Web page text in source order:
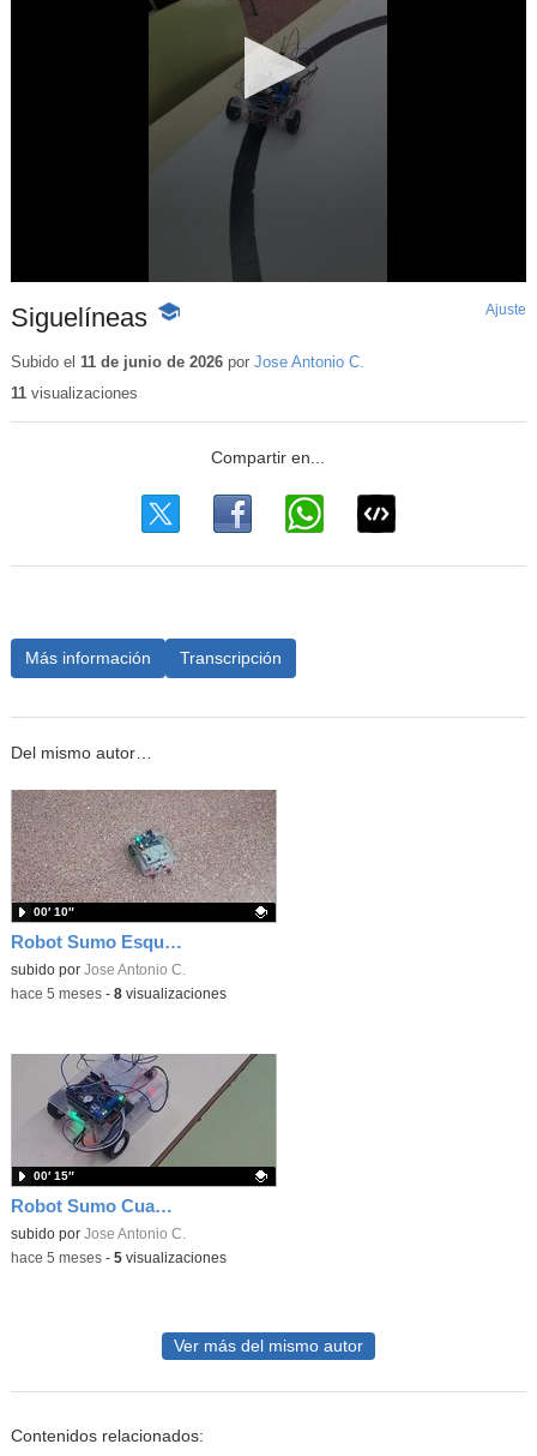
Siguelíneas -
educativo
Ajuste
Subido el 11 de junio de 2026por Jose Antonio C.
11visualizaciones
Más información Transcripción
Del mismo autor…
Robot Sumo Esquiva Obstáculos
Contenido educativo.
subido por Jose Antonio C.
00′ 10″
-hace 5 meses- 8visualizaciones
Robot Sumo Cuadrado
Contenido educativo.
subido por Jose Antonio C.
00′ 15″
-hace 5 meses- 5visualizaciones
Ver más del mismo autor
Contenidos relacionados: